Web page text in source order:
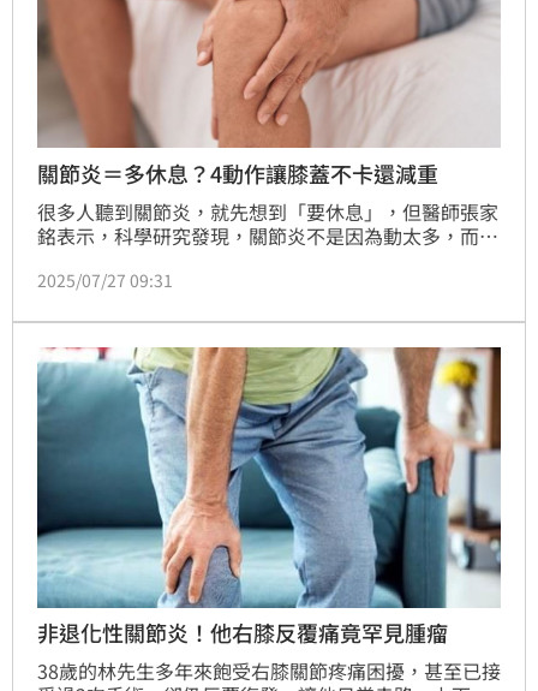
關節炎＝多休息？4動作讓膝蓋不卡還減重
很多人聽到關節炎，就先想到「要休息」，但醫師張家
銘表示，科學研究發現，關節炎不是因為動太多，而是
泳池中走路、深蹲這類輕量運動，會讓細胞釋放修復訊
蓋重新潤滑起來。
2025/07/27 09:31
非退化性關節炎！他右膝反覆痛竟罕見腫瘤
38歲的林先生多年來飽受右膝關節疼痛困擾，甚至已接